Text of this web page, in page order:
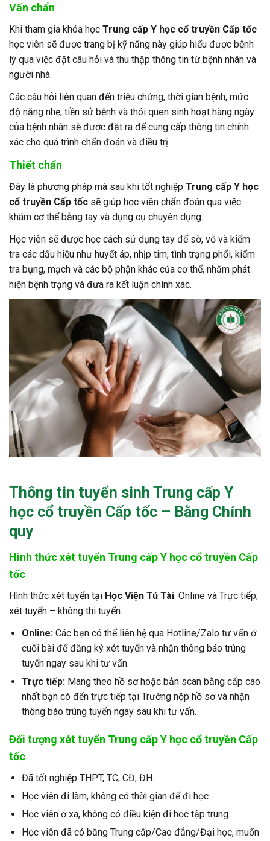
Vấn chẩn
Khi tham gia khóa học Trung cấp Y học cổ truyền Cấp tốc
học viên sẽ được trang bị kỹ năng này giúp hiểu được bệnh
lý qua việc đặt câu hỏi và thu thập thông tin từ bệnh nhân và
người nhà.
Các câu hỏi liên quan đến triệu chứng, thời gian bệnh, mức
độ nặng nhẹ, tiền sử bệnh và thói quen sinh hoạt hàng ngày
của bệnh nhân sẽ được đặt ra để cung cấp thông tin chính
xác cho quá trình chẩn đoán và điều trị.
Thiết chẩn
Đây là phương pháp mà sau khi tốt nghiệp Trung cấp Y học
cổ truyền Cấp tốc sẽ giúp học viên chẩn đoán qua việc
khám cơ thể bằng tay và dụng cụ chuyên dụng.
Học viên sẽ được học cách sử dụng tay để sờ, vỗ và kiểm
tra các dấu hiệu như huyết áp, nhịp tim, tình trạng phổi, kiểm
tra bụng, mạch và các bộ phận khác của cơ thể, nhằm phát
hiện bệnh trạng và đưa ra kết luận chính xác.
Thông tin tuyển sinh Trung cấp Y
học cổ truyền Cấp tốc – Bằng Chính
quy
Hình thức xét tuyển Trung cấp Y học cổ truyền Cấp
tốc
Hình thức xét tuyển tại Học Viện Tú Tài: Online và Trực tiếp,
xét tuyển – không thi tuyển.
Online:Các bạn có thể liên hệ qua Hotline/Zalo tư vấn ở
cuối bài để đăng ký xét tuyển và nhận thông báo trúng
tuyển ngay sau khi tư vấn.
Trực tiếp: Mang theo hồ sơ hoặc bản scan bằng cấp cao
nhất bạn có đến trực tiếp tại Trường nộp hồ sơ và nhận
thông báo trúng tuyển ngay sau khi tư vấn.
Đối tượng xét tuyển Trung cấp Y học cổ truyền Cấp
tốc
Đã tốt nghiệp THPT, TC, CĐ, ĐH.
Học viên đi làm, không có thời gian để đi học.
Học viên ở xa, không có điều kiện đi học tập trung.
Học viên đã có bằng Trung cấp/Cao đẳng/Đại học, muốn